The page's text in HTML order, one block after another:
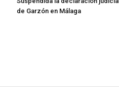
de Garzón en Málaga